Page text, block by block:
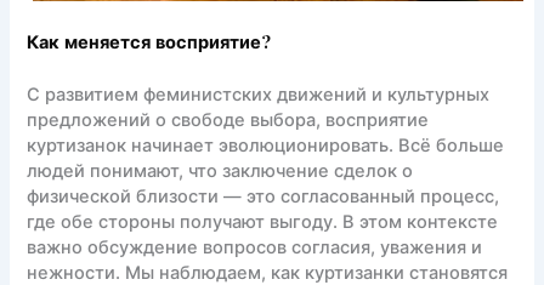
Как меняется восприятие?
С развитием феминистских движений и культурных
предложений о свободе выбора, восприятие
куртизанок начинает эволюционировать. Всё больше
людей понимают, что заключение сделок о
физической близости — это согласованный процесс,
где обе стороны получают выгоду. В этом контексте
важно обсуждение вопросов согласия, уважения и
нежности. Мы наблюдаем, как куртизанки становятся